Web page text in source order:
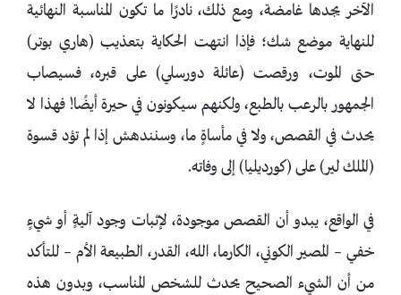
الآخر يجدها غامضة، ومع ذلك، نادرًا ما تكون المناسبة النهائية
للنهاية موضع شك؛ فإذا انتهت الحكاية بتعذيب (هاري بوتر)
حتى الموت، ورقصت (عائلة دورسلي) على قبره، فسيصاب
الجمهور بالرعب بالطبع، ولكنهم سيكونون في حيرة أيضًا! فهذا لا
يحدث في القصص، ولا في مأساةٍ ما، وسنندهش إذا لم تؤد قسوة
(الملك لير) على (كورديليا) إلى وفاته.
في الواقع، يبدو أن القصص موجودة، لإثبات وجود آليةٍ أو شيءٍ
خفي – المصير الكوني، الكارما، الله، القدر، الطبيعة الأم – للتأكد
من أن الشيء الصحيح يحدث للشخص المناسب، وبدون هذه